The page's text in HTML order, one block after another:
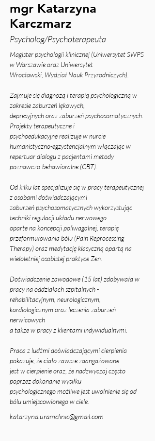
mgr Katarzyna
Karczmarz
Psycholog/Psychoterapeuta
Magister psychologii klinicznej (Uniwersytet SWPS
w Warszawie oraz Uniwersytet
Wrocławski, Wydział Nauk Przyrodniczych).
Zajmuje się diagnozą i terapią psychologiczną w
zakresie zaburzeń lękowych,
depresyjnych oraz zaburzeń psychosomatycznych.
Projekty terapeutyczne i
psychoedukacyjne realizuje w nurcie
humanistyczno-egzystencjalnym włączając w
repertuar dialogu z pacjentami metody
poznawczo-behawioralne (CBT).
Od kilku lat specjalizuje się w pracy terapeutycznej
z osobami doświadczającymi
zaburzeń psychosomatycznych wykorzystując
techniki regulacji układu nerwowego
oparte na koncepcji poliwagalnej, terapię
przeformułowania bólu (Pain Reprocessing
Therapy) oraz medytację klasyczną opartą na
wieloletniej osobistej praktyce Zen.
Doświadczenie zawodowe (15 lat) zdobywała w
pracy na oddziałach szpitalnych -
rehabilitacyjnym, neurologicznym,
kardiologicznym oraz leczenia zaburzeń
nerwicowych
a także w pracy z klientami indywidualnymi.
Praca z ludźmi doświadczającymi cierpienia
pokazuje, że ciało zawsze zaangażowane
jest w cierpienie oraz, że nadzwyczaj często
poprzez dokonanie wysiłku
psychologicznego możliwe jest uwolnienie się od
bólu umiejscowionego w ciele.
katarzyna.uramclinic@gmail.com